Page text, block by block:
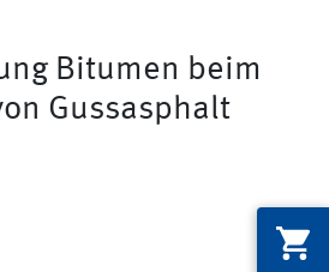
Bitumen beim
Gussasphalt